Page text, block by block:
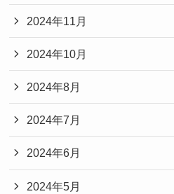
2024年11月
2024年10月
2024年8月
2024年7月
2024年6月
2024年5月